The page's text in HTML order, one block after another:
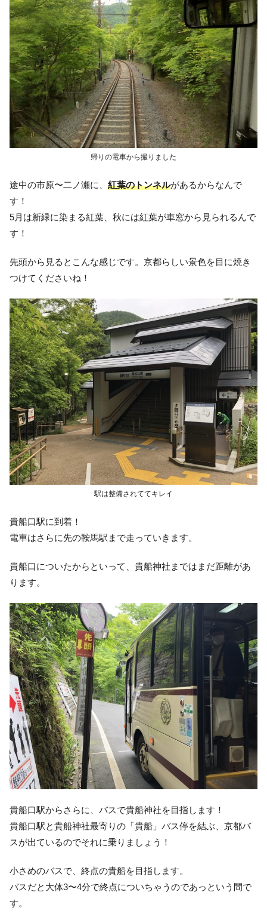
帰りの電車から撮りました
途中の市原〜二ノ瀬に、 紅葉のトンネルがあるからなんで
す！
5月は新緑に染まる紅葉、秋には紅葉が車窓から見られるんで
す！
先頭から見るとこんな感じです。京都らしい景色を目に焼き
つけてくださいね！
駅は整備されててキレイ
貴船口駅に到着！
電車はさらに先の鞍馬駅まで走っていきます。
貴船口についたからといって、貴船神社まではまだ距離があ
ります。
貴船口駅からさらに、バスで貴船神社を目指します！
貴船口駅と貴船神社最寄りの「貴船」バス停を結ぶ、京都バ
スが出ているのでそれに乗りましょう！
小さめのバスで、終点の貴船を目指します。
バスだと大体3〜4分で終点についちゃうのであっという間で
す。